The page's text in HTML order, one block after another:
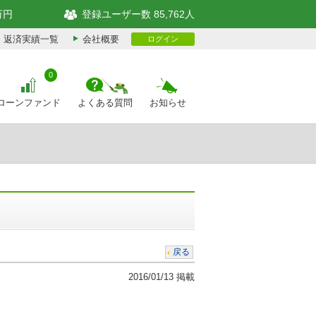
円 登録ユーザー数 85,762人
返済実績一覧 会社概要 ログイン
ーンファンド
0
よくある質問 お知らせ
戻る
2016/01/13 掲載